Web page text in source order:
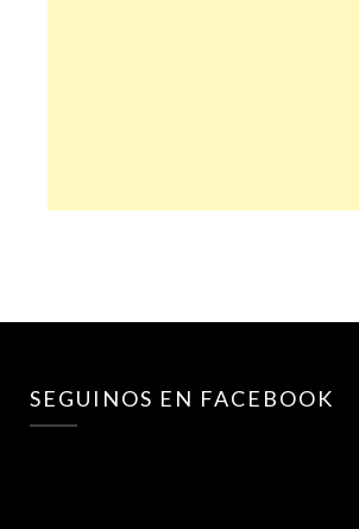
SEGUINOS EN FACEBOOK